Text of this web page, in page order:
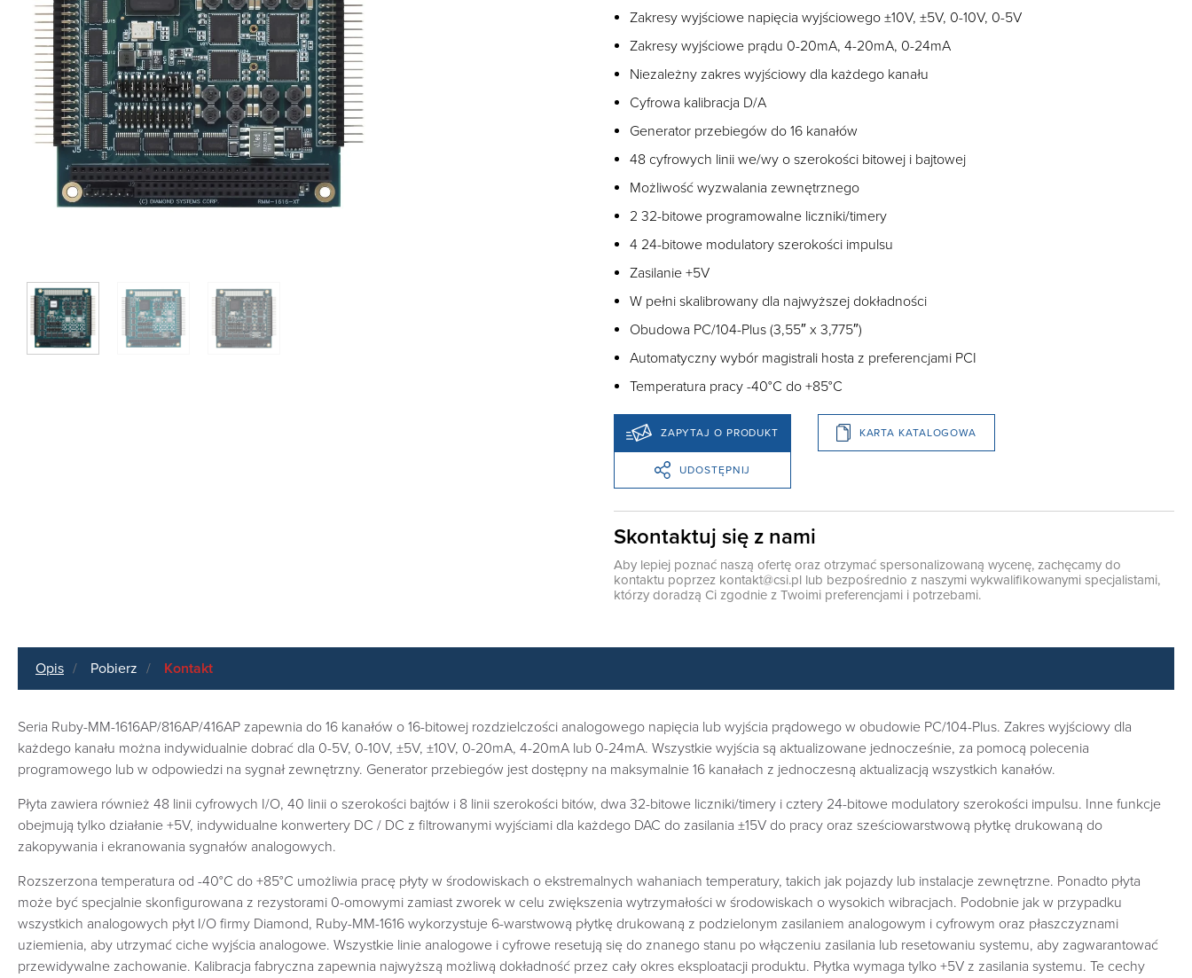
Zakresy wyjściowe napięcia wyjściowego ±10V, ±5V, 0-10V, 0-5V
Zakresy wyjściowe prądu 0-20mA, 4-20mA, 0-24mA
Niezależny zakres wyjściowy dla każdego kanału
Cyfrowa kalibracja D/A
Generator przebiegów do 16 kanałów
48 cyfrowych linii we/wy o szerokości bitowej i bajtowej
Możliwość wyzwalania zewnętrznego
2 32-bitowe programowalne liczniki/timery
4 24-bitowe modulatory szerokości impulsu
Zasilanie +5V
W pełni skalibrowany dla najwyższej dokładności
Obudowa PC/104-Plus (3,55″ x 3,775″)
Automatyczny wybór magistrali hosta z preferencjami PCI
Temperatura pracy -40°C do +85°C
ZAPYTAJ O PRODUKT KARTA KATALOGOWA
UDOSTĘPNIJ
Skontaktuj się z nami
Aby lepiej poznać naszą ofertę oraz otrzymać spersonalizowaną wycenę, zachęcamy do
kontaktu poprzez kontakt@csi.pl lub bezpośrednio z naszymi wykwalifikowanymi specjalistami,
którzy doradzą Ci zgodnie z Twoimi preferencjami i potrzebami.
Opis Pobierz Kontakt
Seria Ruby-MM-1616AP/816AP/416AP zapewnia do 16 kanałów o 16-bitowej rozdzielczości analogowego napięcia lub wyjścia prądowego w obudowie PC/104-Plus. Zakres wyjściowy dla
każdego kanału można indywidualnie dobrać dla 0-5V, 0-10V, ±5V, ±10V, 0-20mA, 4-20mA lub 0-24mA. Wszystkie wyjścia są aktualizowane jednocześnie, za pomocą polecenia
programowego lub w odpowiedzi na sygnał zewnętrzny. Generator przebiegów jest dostępny na maksymalnie 16 kanałach z jednoczesną aktualizacją wszystkich kanałów.
Płyta zawiera również 48 linii cyfrowych I/O, 40 linii o szerokości bajtów i 8 linii szerokości bitów, dwa 32-bitowe liczniki/timery i cztery 24-bitowe modulatory szerokości impulsu. Inne funkcje
obejmują tylko działanie +5V, indywidualne konwertery DC / DC z filtrowanymi wyjściami dla każdego DAC do zasilania ±15V do pracy oraz sześciowarstwową płytkę drukowaną do
zakopywania i ekranowania sygnałów analogowych.
Rozszerzona temperatura od -40°C do +85°C umożliwia pracę płyty w środowiskach o ekstremalnych wahaniach temperatury, takich jak pojazdy lub instalacje zewnętrzne. Ponadto płyta
może być specjalnie skonfigurowana z rezystorami 0-omowymi zamiast zworek w celu zwiększenia wytrzymałości w środowiskach o wysokich wibracjach. Podobnie jak w przypadku
wszystkich analogowych płyt I/O firmy Diamond, Ruby-MM-1616 wykorzystuje 6-warstwową płytkę drukowaną z podzielonym zasilaniem analogowym i cyfrowym oraz płaszczyznami
uziemienia, aby utrzymać ciche wyjścia analogowe. Wszystkie linie analogowe i cyfrowe resetują się do znanego stanu po włączeniu zasilania lub resetowaniu systemu, aby zagwarantować
przewidywalne zachowanie. Kalibracja fabryczna zapewnia najwyższą możliwą dokładność przez cały okres eksploatacji produktu. Płytka wymaga tylko +5V z zasilania systemu. Te cechy